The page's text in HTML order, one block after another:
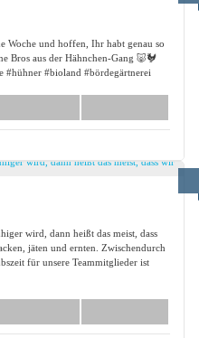
Woche und hoffen, Ihr habt genau so
Bros aus der Hähnchen-Gang 🐷🐓
#hühner #bioland #bördegärtnerei
wird, dann heißt das meist, dass
jäten und ernten. Zwischendurch
für unsere Teammitglieder ist